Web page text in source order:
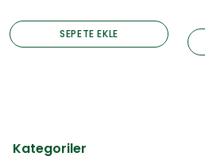
SEPETE EKLE
Kategoriler